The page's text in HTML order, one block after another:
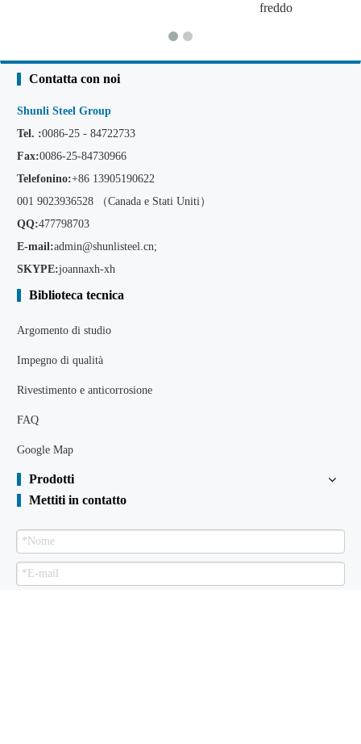
freddo
Contatta con noi
Shunli Steel Group
Tel. :0086-25 - 84722733
Fax:0086-25-84730966
Telefonino:+86 13905190622
001 9023936528 （Canada e Stati Uniti）
QQ:477798703
E-mail:admin@shunlisteel.cn;
SKYPE:joannaxh-xh
Biblioteca tecnica
Argomento di studio
Impegno di qualità
Rivestimento e anticorrosione
FAQ
Google Map
Prodotti
Mettiti in contatto